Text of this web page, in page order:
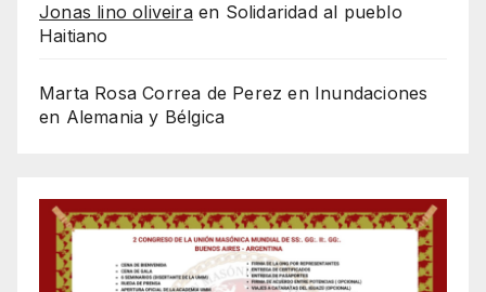
Jonas lino oliveiraen Solidaridad al pueblo
Haitiano
Marta Rosa Correa de Perez en Inundaciones
en Alemania y Bélgica